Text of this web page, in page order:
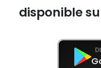
disponible